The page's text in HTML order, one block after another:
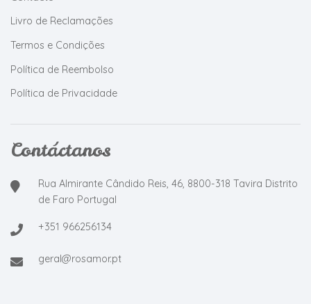
Livro de Reclamações
Termos e Condições
Política de Reembolso
Política de Privacidade
Contáctanos
Rua Almirante Cândido Reis, 46, 8800-318 Tavira Distrito
de Faro Portugal
+351 966256134
geral@rosamor.pt